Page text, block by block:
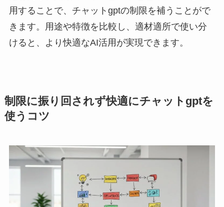
用することで、チャットgptの制限を補うことがで
きます。用途や特徴を比較し、適材適所で使い分
けると、より快適なAI活用が実現できます。
制限に振り回されず快適にチャットgptを
使うコツ